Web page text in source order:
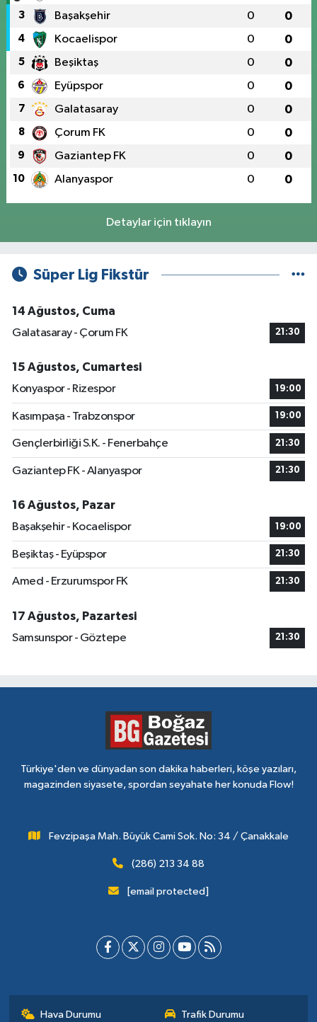
3 Başakşehir 0 0
4 Kocaelispor 0 0
5 Beşiktaş 0 0
6 Eyüpspor 0 0
7 Galatasaray 0 0
8 Çorum FK 0 0
9 Gaziantep FK 0 0
10 Alanyaspor 0 0
Detaylar için tıklayın
Süper Lig Fikstür
14 Ağustos, Cuma
Galatasaray - Çorum FK
21:30
15 Ağustos, Cumartesi
Konyaspor - Rizespor
19:00
Kasımpaşa - Trabzonspor 19:00
Gençlerbirliği S.K. - Fenerbahçe 21:30
Gaziantep FK - Alanyaspor 21:30
16 Ağustos, Pazar
Başakşehir - Kocaelispor
19:00
Beşiktaş - Eyüpspor 21:30
Amed - Erzurumspor FK 21:30
17 Ağustos, Pazartesi
Samsunspor - Göztepe
21:30
Türkiye'den ve dünyadan son dakika haberleri, köşe yazıları,
magazinden siyasete, spordan seyahate her konuda Flow!
Fevzipaşa Mah. Büyük Cami Sok. No: 34 / Çanakkale
(286) 213 34 88
[email protected]
Hava Durumu Trafik Durumu